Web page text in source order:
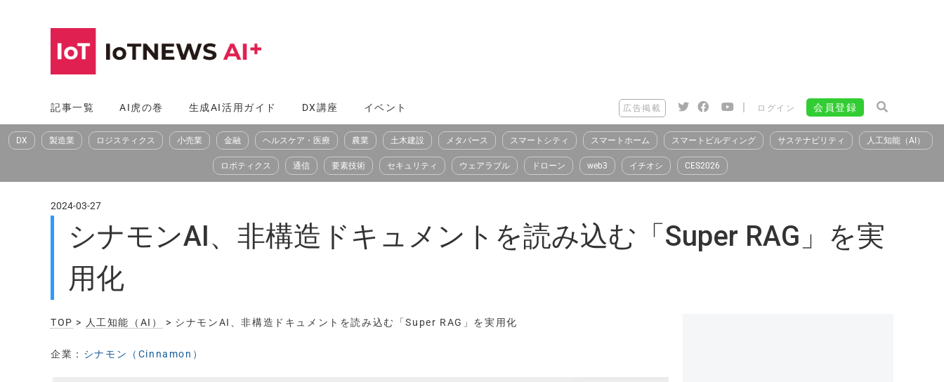
へ
ス
記事一覧 AI虎の巻 生成AI活用ガイド DX講座 イベント 広告掲載 | ログイン 会員登録
DX 製造業 ロジスティクス 小売業 金融 ヘルスケア・医療 農業 土木建設 メタバース スマートシティ スマートホーム スマートビルディング サステナビリティ 人工知能（AI）
ロボティクス 通信 要素技術 セキュリティ ウェアラブル ドローン web3 イチオシ CES2026
2024-03-27
シナモンAI、非構造ドキュメントを読み込む「Super RAG」を実
用化
TOP > 人工知能（AI） > シナモンAI、非構造ドキュメントを読み込む「Super RAG」を実用化
企業： シナモン（Cinnamon）